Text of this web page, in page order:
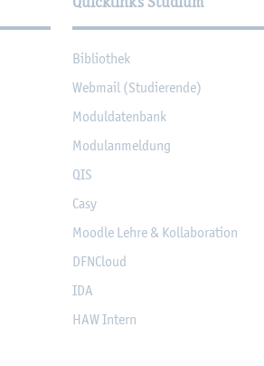
Bi­blio­thek
Web­mail (Stu­die­ren­de)
Mo­dul­da­ten­bank
Mo­du­l­an­mel­dung
QIS
Casy
Mood­le Lehre & Kol­la­bo­ra­ti­on
DF­NCloud
IDA
HAW In­tern